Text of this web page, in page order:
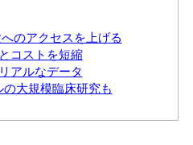
のアクセスを上げる
コストを短縮
アルなデータ
大規模臨床研究も